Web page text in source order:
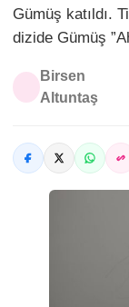
Gümüş katıldı.
dizide Gümüş
Birsen
Altuntaş